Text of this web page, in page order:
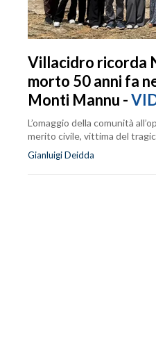
Villacidro ricorda
morto 50 anni fa
Monti Mannu -
L’omaggio della comunità
merito civile, vittima del
Gianluigi Deidda